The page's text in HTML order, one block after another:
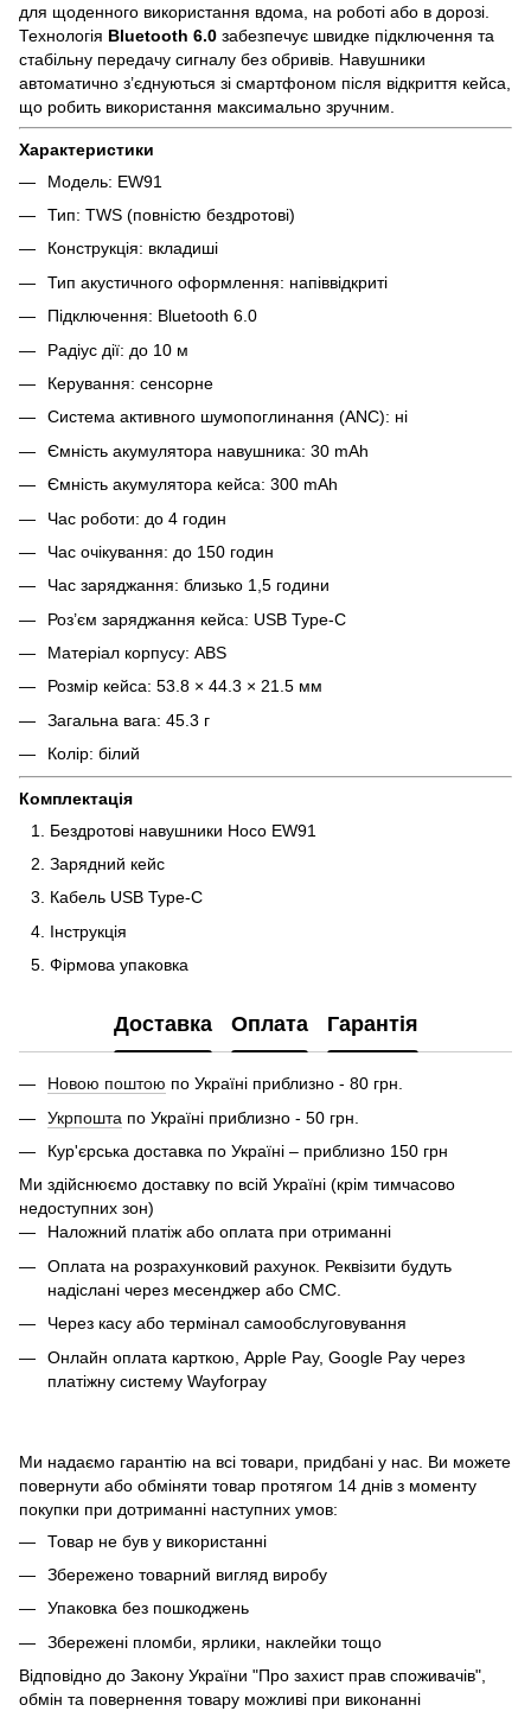
для щоденного використання вдома, на роботі або в дорозі.
Технологія Bluetooth 6.0 забезпечує швидке підключення та
стабільну передачу сигналу без обривів. Навушники
автоматично з’єднуються зі смартфоном після відкриття кейса,
що робить використання максимально зручним.
Характеристики
Модель: EW91
Тип: TWS (повністю бездротові)
Конструкція: вкладиші
Тип акустичного оформлення: напіввідкриті
Підключення: Bluetooth 6.0
Радіус дії: до 10 м
Керування: сенсорне
Система активного шумопоглинання (ANC): ні
Ємність акумулятора навушника: 30 mAh
Ємність акумулятора кейса: 300 mAh
Час роботи: до 4 годин
Час очікування: до 150 годин
Час заряджання: близько 1,5 години
Роз’єм заряджання кейса: USB Type-C
Матеріал корпусу: ABS
Розмір кейса: 53.8 × 44.3 × 21.5 мм
Загальна вага: 45.3 г
Колір: білий
Комплектація
Бездротові навушники Hoco EW91
Зарядний кейс
Кабель USB Type-C
Інструкція
Фірмова упаковка
Доставка Оплата Гарантія
Новою поштою по Україні приблизно - 80 грн.
Укрпошта по Україні приблизно - 50 грн.
Кур'єрська доставка по Україні – приблизно 150 грн
Ми здійснюємо доставку по всій Україні (крім тимчасово
недоступних зон)
Наложний платіж або оплата при отриманні
Оплата на розрахунковий рахунок. Реквізити будуть
надіслані через месенджер або СМС.
Через касу або термінал самообслуговування
Онлайн оплата карткою, Apple Pay, Google Pay через
платіжну систему Wayforpay
Ми надаємо гарантію на всі товари, придбані у нас. Ви можете
повернути або обміняти товар протягом 14 днів з моменту
покупки при дотриманні наступних умов:
Товар не був у використанні
Збережено товарний вигляд виробу
Упаковка без пошкоджень
Збережені пломби, ярлики, наклейки тощо
Відповідно до Закону України "Про захист прав споживачів",
обмін та повернення товару можливі при виконанні